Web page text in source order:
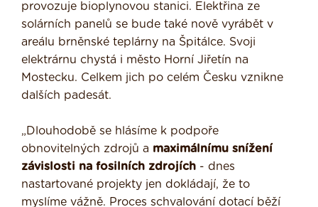
provozuje bioplynovou stanici. Elektřina ze
solárních panelů se bude také nově vyrábět v
areálu brněnské teplárny na Špitálce. Svoji
elektrárnu chystá i město Horní Jiřetín na
Mostecku. Celkem jich po celém Česku vznikne
dalších padesát.
„Dlouhodobě se hlásíme k podpoře
obnovitelných zdrojů a maximálnímu snížení
závislosti na fosilních zdrojích - dnes
nastartované projekty jen dokládají, že to
myslíme vážně. Proces schvalování dotací běží